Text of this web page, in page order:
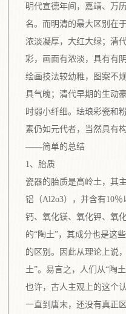
明代宣德年间，嘉靖、万
名。而明清的最大区别在
浓淡凝厚，大红大绿；清
彩，画面有浓淡，具有有
绘画技法较幼稚，图案不
具气魄；清代早期的生动
时弱小纤细。珐琅彩瓷和
素仍如元代者，当然具有
——简单的总结
1、胎质
瓷器的胎质是高岭土，其
铝（Al2o3），并含有10
钙、氧化镁、氧化钾、氧
的“陶土”，其成分也是这
的区别。因此从理论上说
土”。易言之，人们从“陶
也许，古人主观上的这个
一直到唐末，还没有真正